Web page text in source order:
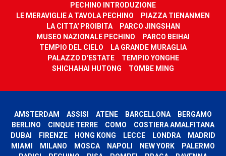
PECHINO INTRODUZIONE
LE MERAVIGLIE A TAVOLA PECHINO
PIAZZA TIENANMEN
LA CITTA' PROIBITA
PARCO JINGSHAN
MUSEO NAZIONALE PECHINO
PARCO BEIHAI
TEMPIO DEL CIELO
LA GRANDE MURAGLIA
PALAZZO D'ESTATE
TEMPIO YONGHE
SHICHAHAI HUTONG
TOMBE MING
AMSTERDAM ASSISI ATENE BARCELLONA
BERGAMO
BERLINO
CINQUE TERRE COMO
COSTIERA AMALFITANA
DUBAI
FIRENZE HONG KONG LECCE LONDRA
MADRID
MIAMI
MILANO MOSCA NAPOLI NEW YORK
PALERMO